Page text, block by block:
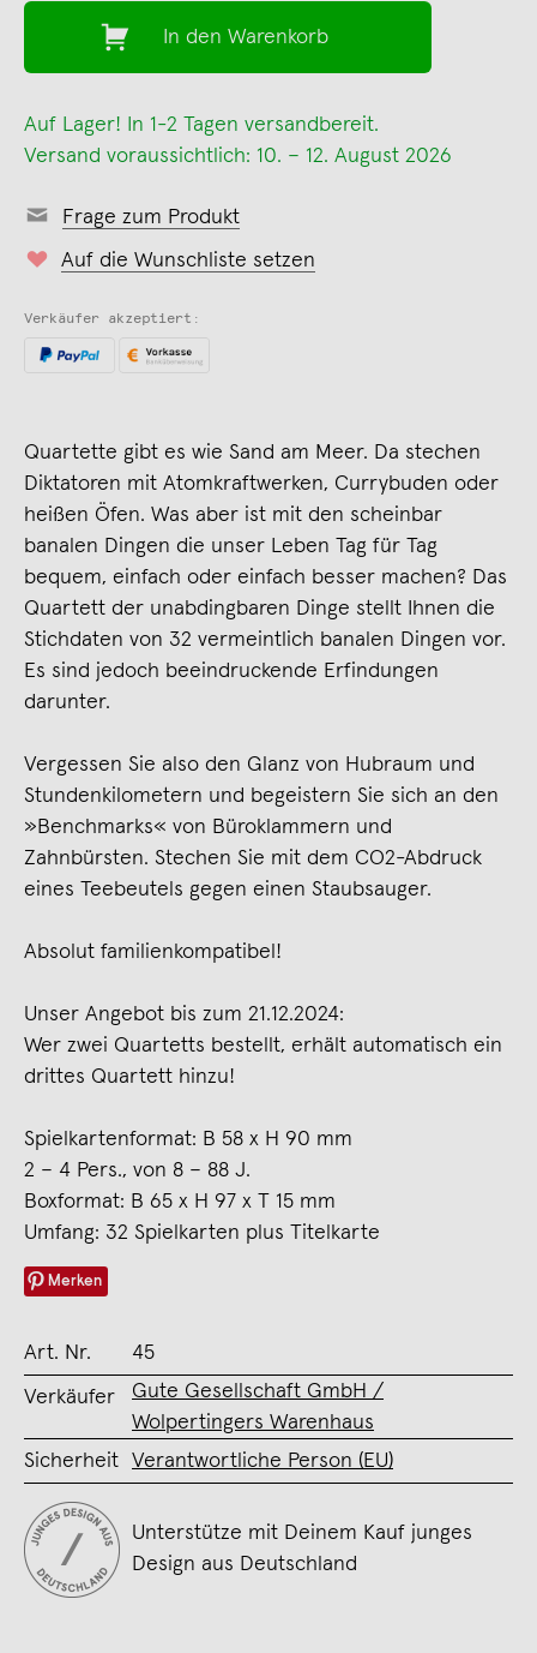
In den Warenkorb
Auf Lager! In 1-2 Tagen versandbereit.
Versand voraussichtlich: 10. – 12. August 2026
Frage zum Produkt
Auf die Wunschliste setzen
Verkäufer akzeptiert:
Quartette gibt es wie Sand am Meer. Da stechen
Diktatoren mit Atomkraftwerken, Currybuden oder
heißen Öfen. Was aber ist mit den scheinbar
banalen Dingen die unser Leben Tag für Tag
bequem, einfach oder einfach besser machen? Das
Quartett der unabdingbaren Dinge stellt Ihnen die
Stichdaten von 32 vermeintlich banalen Dingen vor.
Es sind jedoch beeindruckende Erfindungen
darunter.
Vergessen Sie also den Glanz von Hubraum und
Stundenkilometern und begeistern Sie sich an den
»Benchmarks« von Büroklammern und
Zahnbürsten. Stechen Sie mit dem CO2-Abdruck
eines Teebeutels gegen einen Staubsauger.
Absolut familienkompatibel!
Unser Angebot bis zum 21.12.2024:
Wer zwei Quartetts bestellt, erhält automatisch ein
drittes Quartett hinzu!
Spielkartenformat: B 58 x H 90 mm
2 – 4 Pers., von 8 – 88 J.
Boxformat: B 65 x H 97 x T 15 mm
Umfang: 32 Spielkarten plus Titelkarte
Merken
Art. Nr. 45
Verkäufer
Gute Gesellschaft GmbH /
Wolpertingers Warenhaus
Sicherheit
Verantwortliche Person (EU)
Unterstütze mit Deinem Kauf junges
Design aus Deutschland